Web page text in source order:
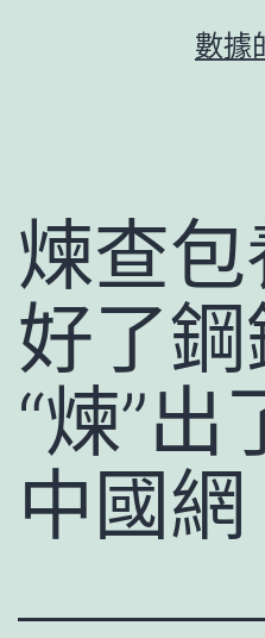
數據
煉查
好了
“煉”出
中國網